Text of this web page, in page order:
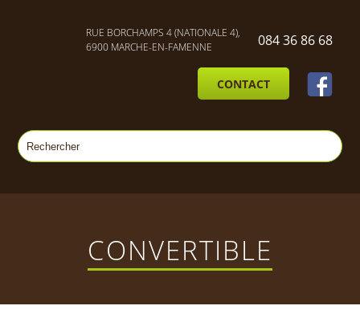
RUE BORCHAMPS 4 (NATIONALE 4),
6900 MARCHE-EN-FAMENNE
084 36 86 68
CONTACT
CONVERTIBLE